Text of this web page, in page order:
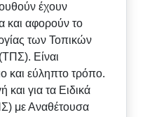
έχουν
και αφορούν το
των Τοπικών
Είναι
και εύληπτο τρόπο.
για τα Ειδικά
με Αναθέτουσα